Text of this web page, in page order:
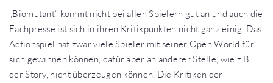
„Biomutant“ kommt nicht bei allen Spielern gut an und auch die
Fachpresse ist sich in ihren Kritikpunkten nicht ganz einig. Das
Actionspiel hat zwar viele Spieler mit seiner Open World für
sich gewinnen können, dafür aber an anderer Stelle, wie z.B.
der Story, nicht überzeugen können. Die Kritiken der